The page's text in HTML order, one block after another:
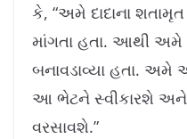
કે, “અમે દાદાના
માંગતા હતા. આથી
બનાવડાવ્યા હતા. અમે
આ ભેટને સ્વીકારશે
વરસાવશે.”